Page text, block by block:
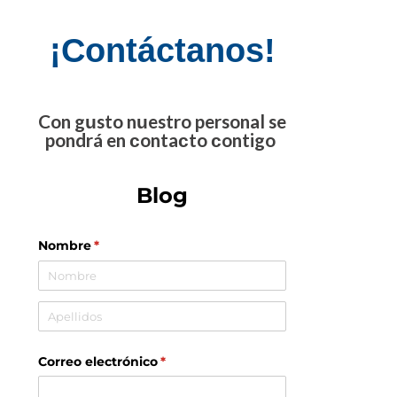
¡Contáctanos!
Con gusto nuestro personal se
pondrá en contacto contigo
Blog
Nombre*
(necesario)
Correo electrónico*
(necesario)